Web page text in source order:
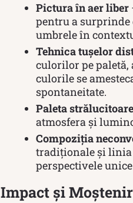
Pictura în aer liber
pentru a
umbrele în
Tehnica tușelor
culorilor pe paletă,
culorile se
spontaneitate.
Paleta strălucitoare
atmosfera și
Compoziția
tradiționale și linia
perspectivele
Impact și